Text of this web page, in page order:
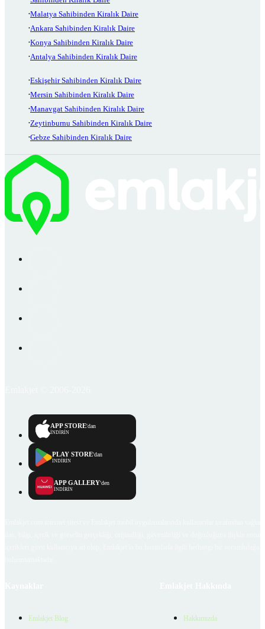
Malatya Sahibinden Kiralık Daire
Ankara Sahibinden Kiralık Daire
Konya Sahibinden Kiralık Daire
Antalya Sahibinden Kiralık Daire
Eskişehir Sahibinden Kiralık Daire
Mersin Sahibinden Kiralık Daire
Manavgat Sahibinden Kiralık Daire
Zeytinburnu Sahibinden Kiralık Daire
Gebze Sahibinden Kiralık Daire
APP STORE'dan
İNDİRİN
PLAY STORE'dan
İNDİRİN
APP GALLERY'den
İNDİRİN
Emlakjet Blog Hakkımızda